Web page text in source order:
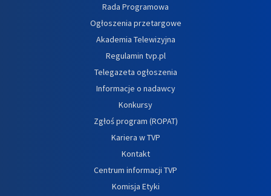
Rada Programowa
Ogłoszenia przetargowe
Akademia Telewizyjna
Regulamin tvp.pl
Telegazeta ogłoszenia
Informacje o nadawcy
Konkursy
Zgłoś program (ROPAT)
Kariera w TVP
Kontakt
Centrum informacji TVP
Komisja Etyki